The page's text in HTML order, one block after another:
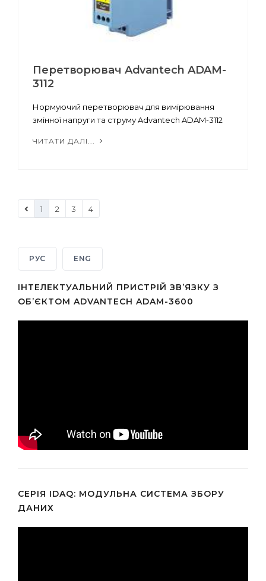
Перетворювач Advantech ADAM-
3112
Нормуючий перетворювач для вимірювання
змінної напруги та струму Advantech ADAM-3112
ЧИТАТИ ДАЛІ...
1 2 3 4
РУС ENG
ІНТЕЛЕКТУАЛЬНИЙ ПРИСТРІЙ ЗВ’ЯЗКУ З
ОБ’ЄКТОМ ADVANTECH ADAM-3600
СЕРІЯ IDAQ: МОДУЛЬНА СИСТЕМА ЗБОРУ
ДАНИХ